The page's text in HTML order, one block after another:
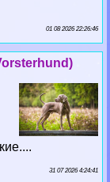
01 08 2026 22:26:46
31 07 2026 4:24:41